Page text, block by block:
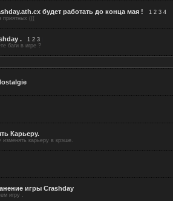
будет работать до конца мая ! 1 2 3 4
приятных (((
. 1 2 3
баги в игре ?
Карьеру.
изменять карьеру в крэше.
игры Crashday
игру .